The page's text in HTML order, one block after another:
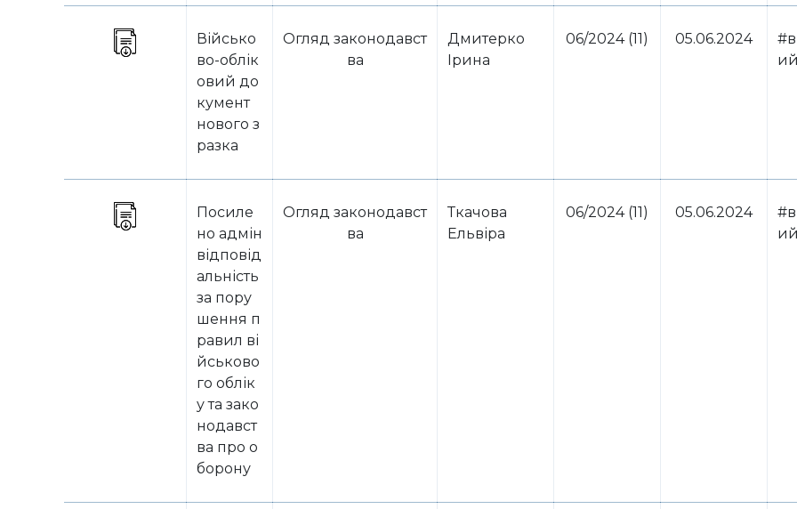
Військо
во-облік
овий до
кумент
нового з
разка
Огляд законодавст
ва
Дмитерко
Ірина
06/2024 (11) 05.06.2024
Посиле
но адмін
відповід
альність
за пору
шення п
равил ві
йськово
го облік
у та зако
нодавст
ва про о
борону
Огляд законодавст
ва
Ткачова
Ельвіра
06/2024 (11) 05.06.2024